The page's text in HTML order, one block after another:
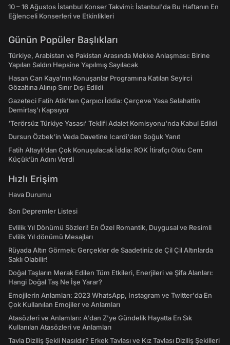
10 – 16 Ağustos İstanbul Konser Takvimi: İstanbul'da Bu Haftanın En
Eğlenceli Konserleri ve Etkinlikleri
Günün Popüler Başlıkları
Türkiye, Arabistan ve Pakistan Arasında Mekke Anlaşması: Birine
Yapılan Saldırı Hepsine Yapılmış Sayılacak
Hasan Can Kaya’nın Konuşanlar Programına Katılan Seyirci
Gözaltına Alınıp Sınır Dışı Edildi
Gazeteci Fatih Atik'ten Çarpıcı İddia: Çerçeve Yasa Selahattin
Demirtaş'ı Kapsıyor
‘Terörsüz Türkiye Yasası’ Teklifi Adalet Komisyonu'nda Kabul Edildi
Dursun Özbek'in Veda Davetine Icardi'den Soğuk Yanıt
Fatih Altaylı’dan Çok Konuşulacak İddia: ROK İtirafçı Oldu Cem
Küçük’ün Adını Verdi
Hızlı Erişim
Hava Durumu
Son Depremler Listesi
Evlilik Yıl Dönümü Sözleri! En Özel Romantik, Duygusal ve Resimli
Evlilik Yıl dönümü Mesajları
Rüyada Altın Görmek: Gerçekler de Saadetiniz de Çil Çil Altınlarda
Saklı Olabilir!
Doğal Taşların Merak Edilen Tüm Etkileri, Enerjileri ve Şifa Alanları:
Hangi Doğal Taş Ne İşe Yarar?
Emojilerin Anlamları: 2023 WhatsApp, Instagram ve Twitter'da En
Çok Kullanılan Emojiler ve Anlamları
Atasözleri ve Anlamları: A'dan Z'ye Gündelik Hayatta En Sık
Kullanılan Atasözleri ve Anlamları
Tavla Diziliş Şekli Nasıldır? Erkek Tavlası ve Kız Tavlası Diziliş Şekilleri